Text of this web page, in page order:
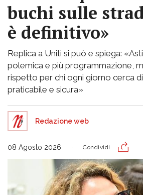
buchi sulle
è definitivo»
Replica a Uniti si può e spiega:
polemica e più programmazione,
rispetto per chi ogni giorno cerca
praticabile e sicura»
Redazione web
08 Agosto 2026 Condividi